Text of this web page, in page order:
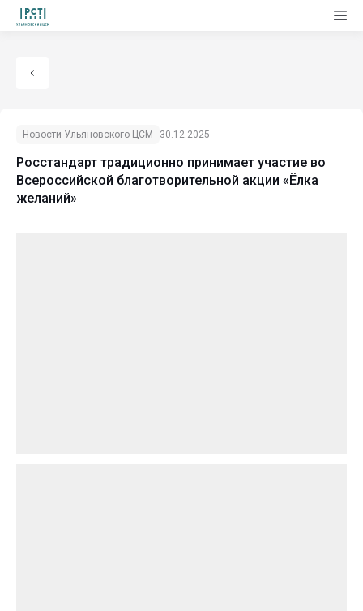
Новости Ульяновского ЦСМ 30.12.2025
Росстандарт традиционно принимает участие во
Всероссийской благотворительной акции «Ёлка
желаний»